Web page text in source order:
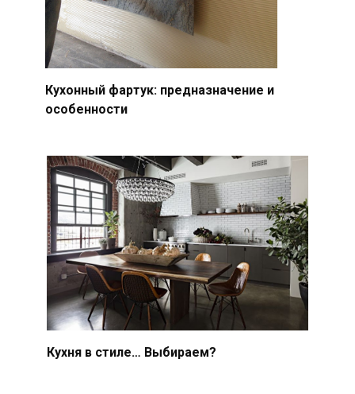
Кухонный фартук: предназначение и
особенности
Кухня в стиле… Выбираем?